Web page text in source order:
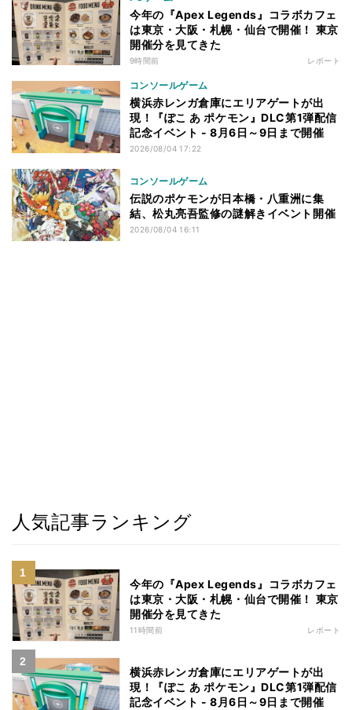
今年の『Apex Legends』コラボカフェ
は東京・大阪・札幌・仙台で開催！ 東京
開催分を見てきた
9時間前 レポート
コンソールゲーム
横浜赤レンガ倉庫にエリアゲートが出
現！『ぽこ あ ポケモン』DLC第1弾配信
記念イベント - 8月6日～9日まで開催
2026/08/04 17:22
コンソールゲーム
伝説のポケモンが日本橋・八重洲に集
結、松丸亮吾監修の謎解きイベント開催
2026/08/04 16:11
人気記事ランキング
今年の『Apex Legends』コラボカフェ
は東京・大阪・札幌・仙台で開催！ 東京
開催分を見てきた
11時間前 レポート
横浜赤レンガ倉庫にエリアゲートが出
現！『ぽこ あ ポケモン』DLC第1弾配信
記念イベント - 8月6日～9日まで開催